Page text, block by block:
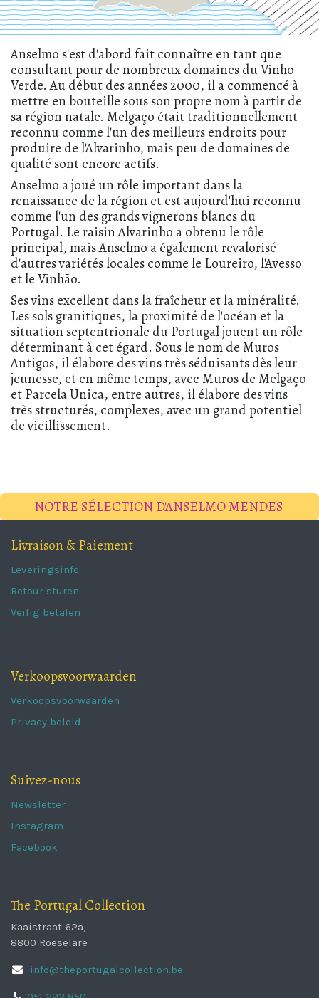
Anselmo s'est d'abord fait connaître en tant que
consultant pour de nombreux domaines du Vinho
Verde. Au début des années 2000, il a commencé à
mettre en bouteille sous son propre nom à partir de
sa région natale. Melgaço était traditionnellement
reconnu comme l'un des meilleurs endroits pour
produire de l'Alvarinho, mais peu de domaines de
qualité sont encore actifs.
Anselmo a joué un rôle important dans la
renaissance de la région et est aujourd'hui reconnu
comme l'un des grands vignerons blancs du
Portugal. Le raisin Alvarinho a obtenu le rôle
principal, mais Anselmo a également revalorisé
d'autres variétés locales comme le Loureiro, l'Avesso
et le Vinhão.
Ses vins excellent dans la fraîcheur et la minéralité.
Les sols granitiques, la proximité de l'océan et la
situation septentrionale du Portugal jouent un rôle
déterminant à cet égard. Sous le nom de Muros
Antigos, il élabore des vins très séduisants dès leur
jeunesse, et en même temps, avec Muros de Melgaço
et Parcela Unica, entre autres, il élabore des vins
très structurés, complexes, avec un grand potentiel
de vieillissement.
NOTRE SÉLECTION D'ANSELMO MENDES
Livraison & Paiement
Leveringsinfo
Retour sturen
Veilig betalen
Verkoopsvoorwaarden
Verkoopsvoorwaarden
Privacy beleid
Suivez-nous
Newsletter
Instagram
Facebook
The Portugal Collection
Kaaistraat 62a,
8800 Roeselare
info@theportugalcollection.be